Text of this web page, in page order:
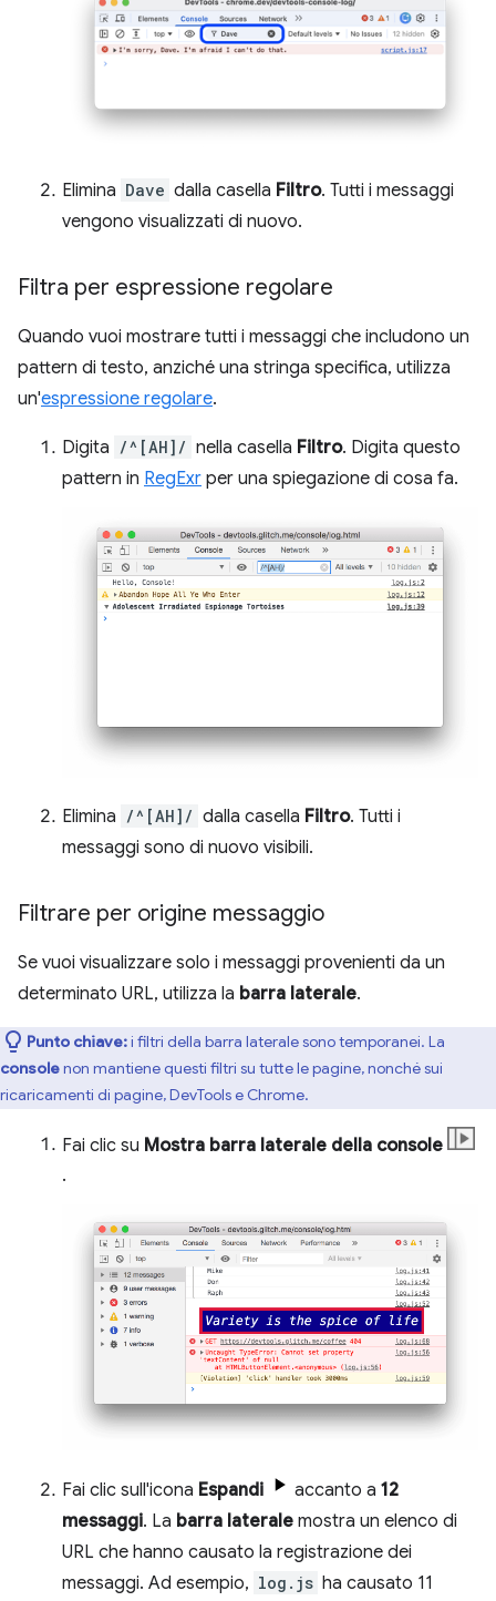
Elimina Dave dalla casella Filtro. Tutti i messaggi
vengono visualizzati di nuovo.
Filtra per espressione regolare
Quando vuoi mostrare tutti i messaggi che includono un
pattern di testo, anziché una stringa specifica, utilizza
un'espressione regolare.
Digita /^[AH]/ nella casella Filtro. Digita questo
pattern in RegExr per una spiegazione di cosa fa.
Elimina /^[AH]/ dalla casella Filtro. Tutti i
messaggi sono di nuovo visibili.
Filtrare per origine messaggio
Se vuoi visualizzare solo i messaggi provenienti da un
determinato URL, utilizza la barra laterale.
Punto chiave:i filtri della barra laterale sono temporanei. La
consolenon mantiene questi filtri su tutte le pagine, nonché sui
ricaricamenti di pagine, DevTools e Chrome.
Fai clic su Mostra barra laterale della console
.
Fai clic sull'icona Espandi accanto a 12
messaggi. La barra laterale mostra un elenco di
URL che hanno causato la registrazione dei
messaggi. Ad esempio, log.js ha causato 11